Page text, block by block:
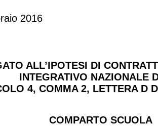
2016
ALL’IPOTESI DI
INTEGRATIVO NAZIONALE
4, COMMA 2, LETTERA D
COMPARTO SCUOLA